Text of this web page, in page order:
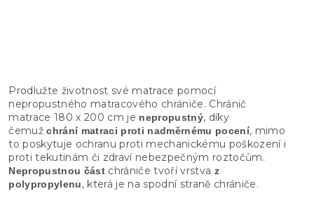
Prodlužte životnost své matrace pomocí
nepropustného matracového chrániče. Chránič
matrace 180 x 200 cm je nepropustný, díky
čemužchrání matraci proti nadměrnému pocení, mimo
to poskytuje ochranu proti mechanickému poškození i
proti tekutinám či zdraví nebezpečným roztočům.
Nepropustnou částchrániče tvoří vrstva z
polypropylenu, která je na spodní straně chrániče.